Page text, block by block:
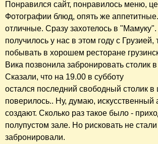
Понравился сайт, понравилось меню,
Фотографии блюд, опять же
отличные. Сразу захотелось в
получилось у нас в этом году с Грузией,
побывать в хорошем ресторане
Вика позвонила забронировать столик в
Сказали, что на 19.00 в субботу
остался последний свободный столик в
поверилось.. Ну, думаю, искусственный
создают. Сколько раз такое было -
полупустом зале. Но рисковать не
забронировали.